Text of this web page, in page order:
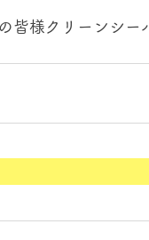
皆様クリーンシー